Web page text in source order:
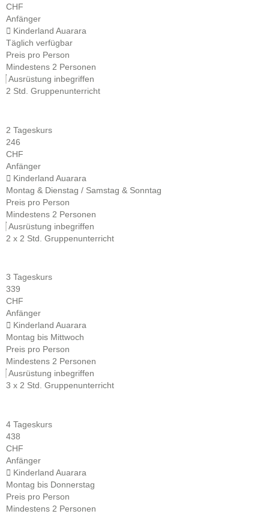
CHF
Anfänger
Kinderland Auarara
Täglich verfügbar
Preis pro Person
Mindestens 2 Personen
Ausrüstung inbegriffen
2 Std. Gruppenunterricht
2 Tageskurs
246
CHF
Anfänger
Kinderland Auarara
Montag & Dienstag / Samstag & Sonntag
Preis pro Person
Mindestens 2 Personen
Ausrüstung inbegriffen
2 x 2 Std. Gruppenunterricht
3 Tageskurs
339
CHF
Anfänger
Kinderland Auarara
Montag bis Mittwoch
Preis pro Person
Mindestens 2 Personen
Ausrüstung inbegriffen
3 x 2 Std. Gruppenunterricht
4 Tageskurs
438
CHF
Anfänger
Kinderland Auarara
Montag bis Donnerstag
Preis pro Person
Mindestens 2 Personen